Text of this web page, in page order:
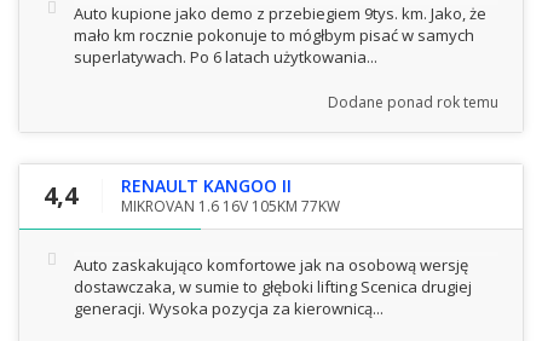
Auto kupione jako demo z przebiegiem 9tys. km. Jako, że
mało km rocznie pokonuje to mógłbym pisać w samych
superlatywach. Po 6 latach użytkowania...
Dodane ponad rok temu
4,4 RENAULT KANGOO II
MIKROVAN 1.6 16V 105KM 77KW
Auto zaskakująco komfortowe jak na osobową wersję
dostawczaka, w sumie to głęboki lifting Scenica drugiej
generacji. Wysoka pozycja za kierownicą...